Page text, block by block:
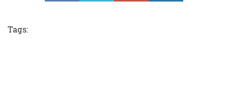
Tags: